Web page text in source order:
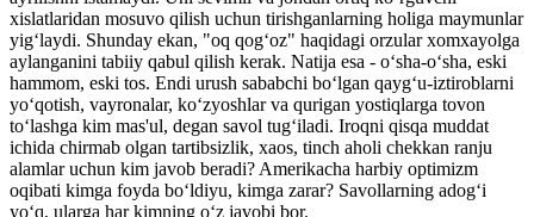
xislatlaridan mosuvo qilish uchun tirishganlarning holiga maymunlar
yig‘laydi. Shunday ekan, "oq qog‘oz" haqidagi orzular xomxayolga
aylanganini tabiiy qabul qilish kerak. Natija esa - o‘sha-o‘sha, eski
hammom, eski tos. Endi urush sababchi bo‘lgan qayg‘u-iztiroblarni
yo‘qotish, vayronalar, ko‘zyoshlar va qurigan yostiqlarga tovon
to‘lashga kim mas'ul, degan savol tug‘iladi. Iroqni qisqa muddat
ichida chirmab olgan tartibsizlik, xaos, tinch aholi chekkan ranju
alamlar uchun kim javob beradi? Amerikacha harbiy optimizm
oqibati kimga foyda bo‘ldiyu, kimga zarar? Savollarning adog‘i
yo‘q, ularga har kimning o‘z javobi bor.